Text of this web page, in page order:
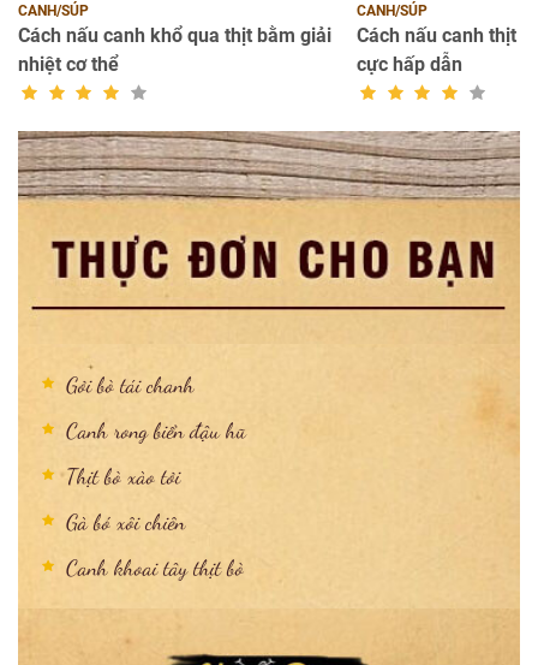
CANH/SÚP
Cách nấu canh khổ qua thịt bằm giải
nhiệt cơ thể
CANH/SÚP
Cách nấu canh thịt
cực hấp dẫn
Gỏi bò tái chanh
Canh rong biển đậu hũ
Thịt bò xào tỏi
Gà bó xôi chiên
Canh khoai tây thịt bò